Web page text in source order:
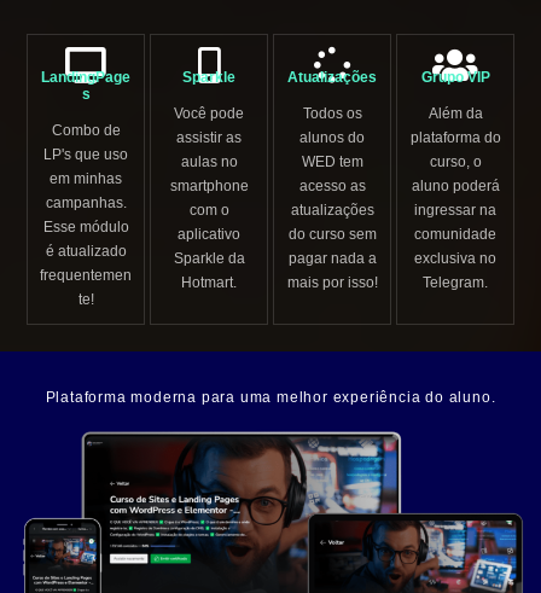
LandingPage
s
Combo de
LP's que uso
em minhas
campanhas.
Esse módulo
é atualizado
frequentemen
te!
Sparkle
Você pode
assistir as
aulas no
smartphone
com o
aplicativo
Sparkle da
Hotmart.
Atualizações
Todos os
alunos do
WED tem
acesso as
atualizações
do curso sem
pagar nada a
mais por isso!
Grupo VIP
Além da
plataforma do
curso, o
aluno poderá
ingressar na
comunidade
exclusiva no
Telegram.
Plataforma moderna para uma melhor experiência do aluno.